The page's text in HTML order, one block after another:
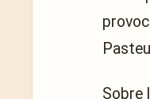
Sobre